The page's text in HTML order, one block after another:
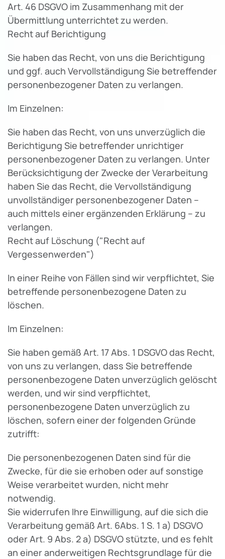
Art. 46 DSGVO im Zusammenhang mit der
Übermittlung unterrichtet zu werden.
Recht auf Berichtigung
Sie haben das Recht, von uns die Berichtigung
und ggf. auch Vervollständigung Sie betreffender
personenbezogener Daten zu verlangen.
Im Einzelnen:
Sie haben das Recht, von uns unverzüglich die
Berichtigung Sie betreffender unrichtiger
personenbezogener Daten zu verlangen. Unter
Berücksichtigung der Zwecke der Verarbeitung
haben Sie das Recht, die Vervollständigung
unvollständiger personenbezogener Daten –
auch mittels einer ergänzenden Erklärung – zu
verlangen.
Recht auf Löschung ("Recht auf
Vergessenwerden")
In einer Reihe von Fällen sind wir verpflichtet, Sie
betreffende personenbezogene Daten zu
löschen.
Im Einzelnen:
Sie haben gemäß Art. 17 Abs. 1 DSGVO das Recht,
von uns zu verlangen, dass Sie betreffende
personenbezogene Daten unverzüglich gelöscht
werden, und wir sind verpflichtet,
personenbezogene Daten unverzüglich zu
löschen, sofern einer der folgenden Gründe
zutrifft:
Die personenbezogenen Daten sind für die
Zwecke, für die sie erhoben oder auf sonstige
Weise verarbeitet wurden, nicht mehr
notwendig.
Sie widerrufen Ihre Einwilligung, auf die sich die
Verarbeitung gemäß Art. 6Abs. 1 S. 1 a) DSGVO
oder Art. 9 Abs. 2 a) DSGVO stützte, und es fehlt
an einer anderweitigen Rechtsgrundlage für die